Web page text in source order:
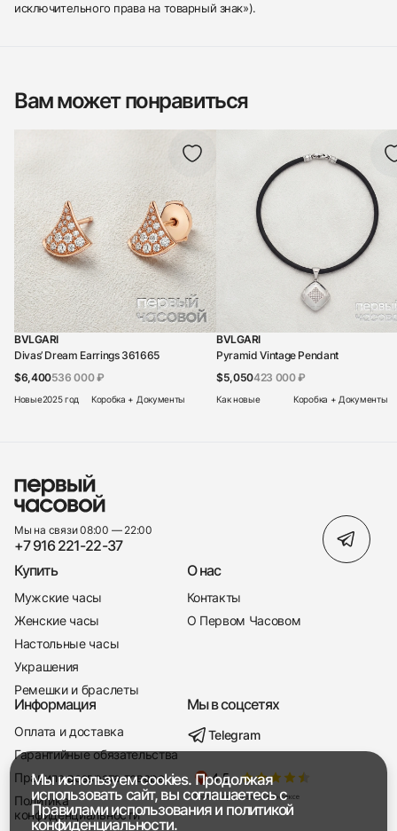
+7 916 221-22-37
Мы насвязи 08:00 — 19:00
исключительного права на товарный знак»).
Вам может понравиться
BVLGARI
Divas’ Dream Earrings 361665
$6,400536 000 ₽
Новые2025 год Коробка + Документы
BVLGARI
Pyramid Vintage Pendant
$5,050423 000 ₽
Как новые Коробка + Документы
Мы на связи 08:00 — 22:00
+7 916 221-22-37
Купить
Мужские часы
Женские часы
Настольные часы
Украшения
Ремешки и браслеты
О нас
Контакты
О Первом Часовом
Информация
Оплата и доставка
Гарантийные обязательства
Правила возврата товара
Политика
конфиденциальности
Мы в соцсетях
Telegram
Мы используем cookies. Продолжая
использовать сайт, вы соглашаетесь с
Правилами использованияи политикой
конфиденциальности.